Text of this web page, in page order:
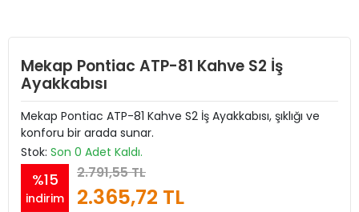
Mekap Pontiac ATP-81 Kahve S2 İş
Ayakkabısı
Mekap Pontiac ATP-81 Kahve S2 İş Ayakkabısı, şıklığı ve
konforu bir arada sunar.
Stok: Son 0 Adet Kaldı.
%15
indirim
2.791,55 TL
2.365,72 TL